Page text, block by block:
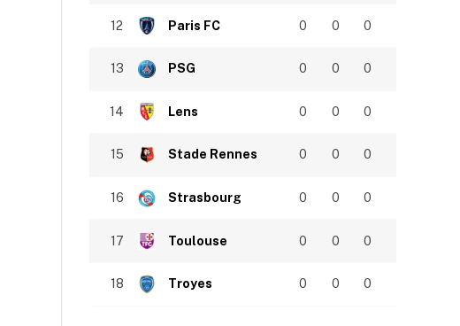
12 Paris FC 0 0 0
13 PSG 0 0 0
14 Lens 0 0 0
15 Stade Rennes 0 0 0
16 Strasbourg 0 0 0
17 Toulouse 0 0 0
18 Troyes 0 0 0